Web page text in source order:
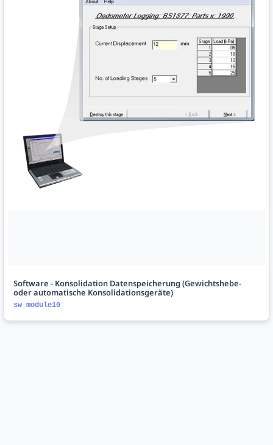
Software - Konsolidation Datenspeicherung (Gewichtshebe-
oder automatische Konsolidationsgeräte)
sw_module10